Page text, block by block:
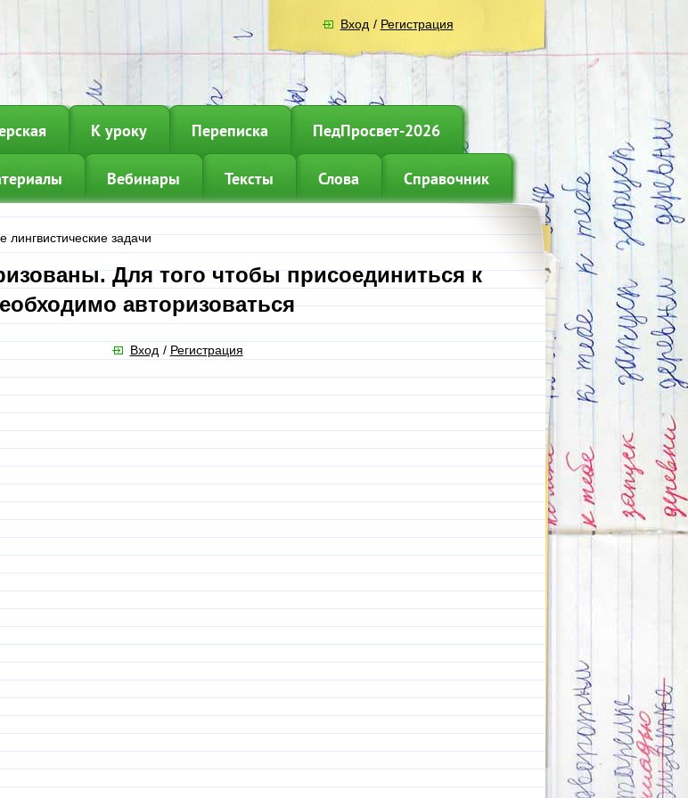
Вход / Регистрация
К уроку Переписка ПедПросвет-2026
Вебинары Тексты Слова Справочник
лингвистические задачи
Для того чтобы присоединиться к
авторизоваться
Вход / Регистрация